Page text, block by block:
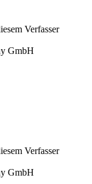
Verfasser
GmbH
Verfasser
GmbH